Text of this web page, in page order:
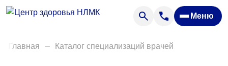
Меню
Анализы
Акции
Главная Каталог специализаций врачей